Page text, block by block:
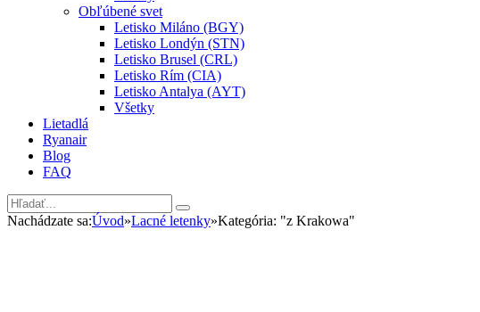
Obľúbené svet
Letisko Miláno (BGY)
Letisko Londýn (STN)
Letisko Brusel (CRL)
Letisko Rím (CIA)
Letisko Antalya (AYT)
Všetky
Lietadlá
Ryanair
Blog
FAQ
Nachádzate sa:Úvod»Lacné letenky»Kategória: "z Krakowa"